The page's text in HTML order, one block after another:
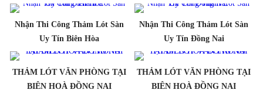
Nhận Thi Công Thảm Lót Sàn
Uy Tín Biên Hòa
Nhận Thi Công Thảm Lót Sàn
Uy Tín Đồng Nai
THẢM LÓT VĂN PHÒNG TẠI
BIÊN HOÀ ĐỒNG NAI
THẢM LÓT VĂN PHÒNG TẠI
BIÊN HOÀ ĐỒNG NAI